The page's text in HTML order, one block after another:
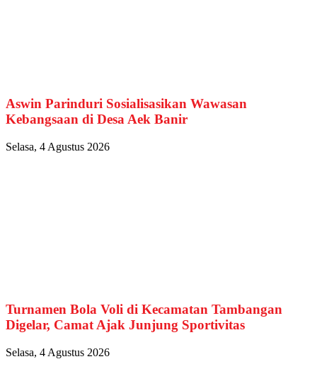
Aswin Parinduri Sosialisasikan Wawasan
Kebangsaan di Desa Aek Banir
Selasa, 4 Agustus 2026
Turnamen Bola Voli di Kecamatan Tambangan
Digelar, Camat Ajak Junjung Sportivitas
Selasa, 4 Agustus 2026